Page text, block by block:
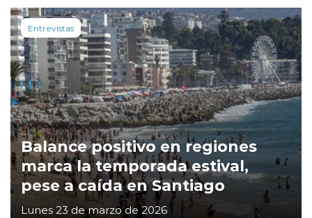
Entrevistas
Balance positivo en regiones
marca la temporada estival,
pese a caída en Santiago
Lunes 23 de marzo de 2026